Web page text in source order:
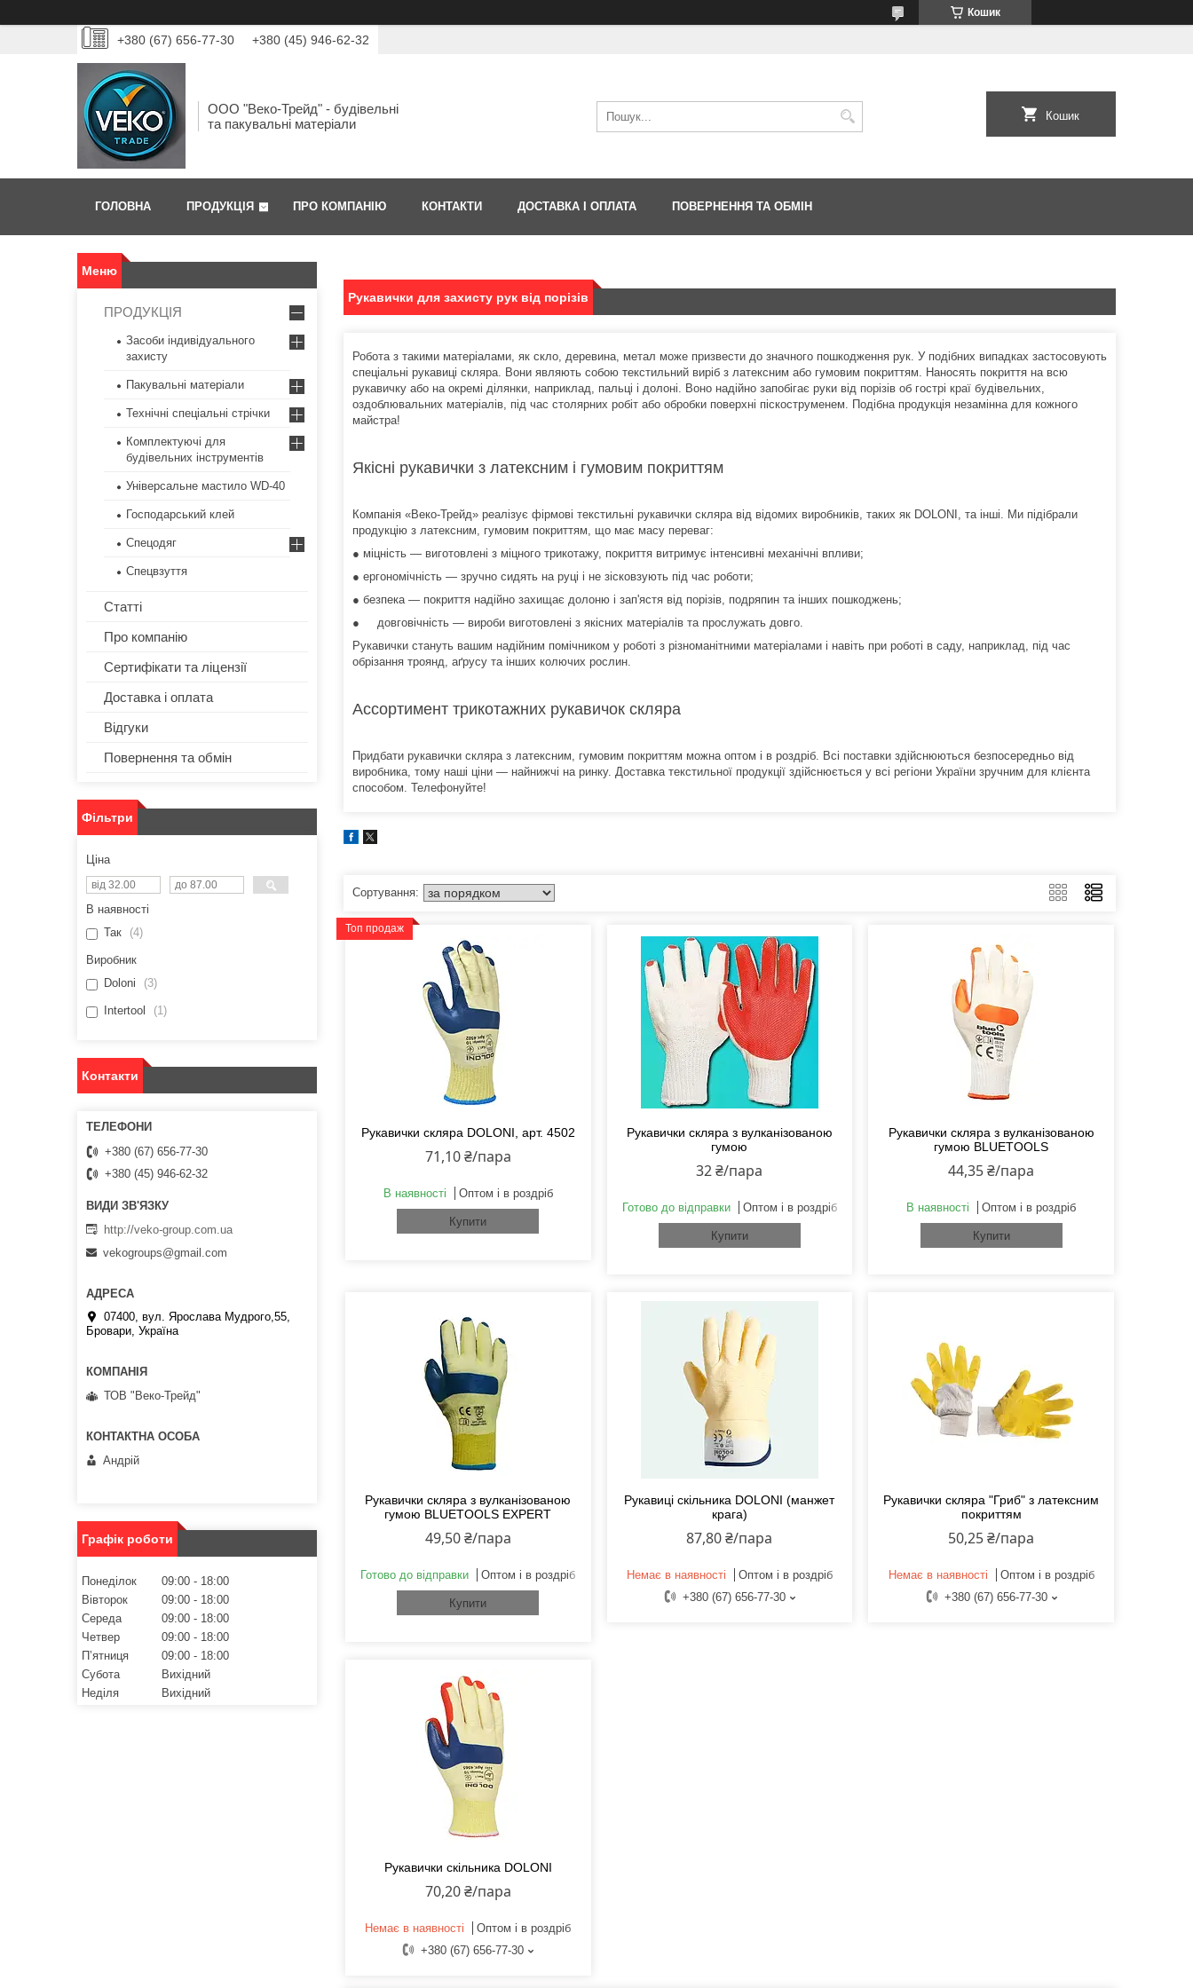
Кошик
+380 (67) 656-77-30 +380 (45) 946-62-32
ООО "Веко-Трейд" - будівельні
та пакувальні матеріали
Кошик
ГОЛОВНА ПРОДУКЦІЯ ПРО КОМПАНІЮ КОНТАКТИ ДОСТАВКА І ОПЛАТА ПОВЕРНЕННЯ ТА ОБМІН
Рукавички для захисту рук від порізів
Робота з такими матеріалами, як скло, деревина, метал може призвести до значного пошкодження рук. У подібних випадках застосовують
спеціальні рукавиці скляра. Вони являють собою текстильний виріб з латексним або гумовим покриттям. Наносять покриття на всю
рукавичку або на окремі ділянки, наприклад, пальці і долоні. Воно надійно запобігає руки від порізів об гострі краї будівельних,
оздоблювальних матеріалів, під час столярних робіт або обробки поверхні піскоструменем. Подібна продукція незамінна для кожного
майстра!
Якісні рукавички з латексним і гумовим покриттям
Компанія «Веко-Трейд» реалізує фірмові текстильні рукавички скляра від відомих виробників, таких як DOLONI, та інші. Ми підібрали
продукцію з латексним, гумовим покриттям, що має масу переваг:
● міцність — виготовлені з міцного трикотажу, покриття витримує інтенсивні механічні впливи;
● ергономічність — зручно сидять на руці і не зісковзують під час роботи;
● безпека — покриття надійно захищає долоню і зап'ястя від порізів, подряпин та інших пошкоджень;
● довговічність — вироби виготовлені з якісних матеріалів та прослужать довго.
Рукавички стануть вашим надійним помічником у роботі з різноманітними матеріалами і навіть при роботі в саду, наприклад, під час
обрізання троянд, аґрусу та інших колючих рослин.
Ассортимент трикотажних рукавичок скляра
Придбати рукавички скляра з латексним, гумовим покриттям можна оптом і в роздріб. Всі поставки здійснюються безпосередньо від
виробника, тому наші ціни — найнижчі на ринку. Доставка текстильної продукції здійснюється у всі регіони України зручним для клієнта
способом. Телефонуйте!
Топ продаж
Рукавички скляра DOLONI, арт. 4502
71,10 ₴/пара
В наявності Оптом і в роздріб
Купити
Рукавички скляра з вулканізованою
гумою
32 ₴/пара
Готово до відправки Оптом і в роздріб
Купити
Рукавички скляра з вулканізованою
гумою BLUETOOLS
44,35 ₴/пара
В наявності Оптом і в роздріб
Купити
Рукавички скляра з вулканізованою
гумою BLUETOOLS EXPERT
49,50 ₴/пара
Готово до відправки Оптом і в роздріб
Купити
Рукавиці скільника DOLONI (манжет
крага)
87,80 ₴/пара
Немає в наявності
Оптом і в роздріб
+380 (67) 656-77-30
Рукавички скляра "Гриб" з латексним
покриттям
50,25 ₴/пара
Немає в наявності
Оптом і в роздріб
+380 (67) 656-77-30
Рукавички скільника DOLONI
70,20 ₴/пара
Немає в наявності
Оптом і в роздріб
+380 (67) 656-77-30
ПРОДУКЦІЯ
Засоби індивідуального
захисту
Пакувальні матеріали
Технічні спеціальні стрічки
Комплектуючі для
будівельних інструментів
Універсальне мастило WD-40
Господарський клей
Спецодяг
Спецвзуття
Статті
Про компанію
Сертифікати та ліцензії
Доставка і оплата
Відгуки
Повернення та обмін
Фільтри
Ціна
В наявності
Так
4
Виробник
Doloni
3
Intertool 1
Контакти
+380 (67) 656-77-30
+380 (45) 946-62-32
http://veko-group.com.ua
vekogroups@gmail.com
07400, вул. Ярослава Мудрого,55,
Бровари, Україна
ТОВ "Веко-Трейд"
Андрій
Графік роботи
Понеділок 09:00
18:00
Вівторок
09:00
18:00
Середа
09:00
18:00
Четвер
09:00
18:00
Пʼятниця
09:00
18:00
Субота
Вихідний
Неділя
Вихідний